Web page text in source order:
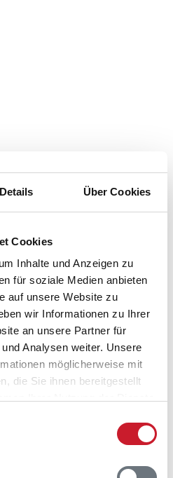
Details Über Cookies
Cookies
Inhalte und Anzeigen zu
für soziale Medien anbieten
auf unsere Website zu
wir Informationen zu Ihrer
an unsere Partner für
Analysen weiter. Unsere
möglicherweise mit
die Sie ihnen bereitgestellt
anklicken